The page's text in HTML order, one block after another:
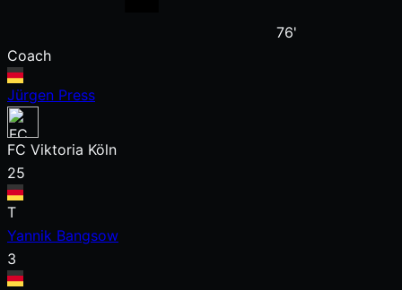
76'
Coach
Jürgen Press
FC Viktoria Köln
25
T
Yannik Bangsow
3